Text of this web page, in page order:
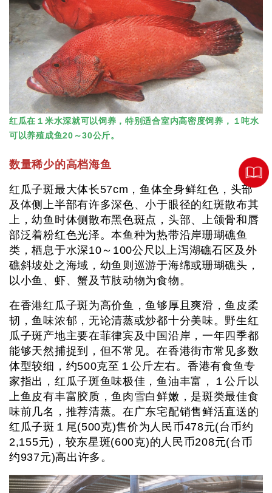
红瓜在１米水深就可以饲养，特别适合室内高密度饲养，１吨水
可以养殖成鱼20～30公斤。
数量稀少的高档海鱼
红瓜子斑最大体长57cm，鱼体全身鲜红色，头部
及体侧上半部有许多深色、小于眼径的红斑散布其
上，幼鱼时体侧散布黑色斑点，头部、上颌骨和唇
部泛着粉红色光泽。本鱼种为热带沿岸珊瑚礁鱼
类，栖息于水深10～100公尺以上泻湖礁石区及外
礁斜坡处之海域，幼鱼则巡游于海绵或珊瑚礁头，
以小鱼、虾、蟹及节肢动物为食物。
在香港红瓜子斑为高价鱼，鱼够厚且爽滑，鱼皮柔
韧，鱼味浓郁，无论清蒸或炒都十分美味。野生红
瓜子斑产地主要在菲律宾及中国沿岸，一年四季都
能够天然捕捉到，但不常见。在香港街市常见多数
体型较细，约500克至１公斤左右。香港有食鱼专
家指出，红瓜子斑鱼味极佳，鱼油丰富，１公斤以
上鱼皮有丰富胶质，鱼肉雪白鲜嫩，是斑类最佳食
味前几名，推荐清蒸。在广东宅配销售鲜活直送的
红瓜子斑１尾(500克)售价为人民币478元(台币约
2,155元)，较东星斑(600克)的人民币208元(台币
约937元)高出许多。